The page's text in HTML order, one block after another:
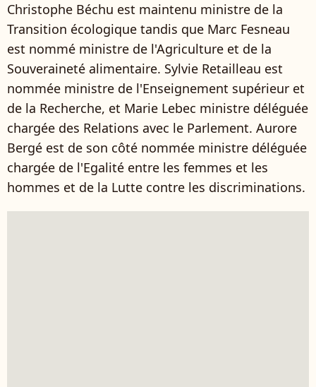
Christophe Béchu est maintenu ministre de la
Transition écologique tandis que Marc Fesneau
est nommé ministre de l'Agriculture et de la
Souveraineté alimentaire. Sylvie Retailleau est
nommée ministre de l'Enseignement supérieur et
de la Recherche, et Marie Lebec ministre déléguée
chargée des Relations avec le Parlement. Aurore
Bergé est de son côté nommée ministre déléguée
chargée de l'Egalité entre les femmes et les
hommes et de la Lutte contre les discriminations.